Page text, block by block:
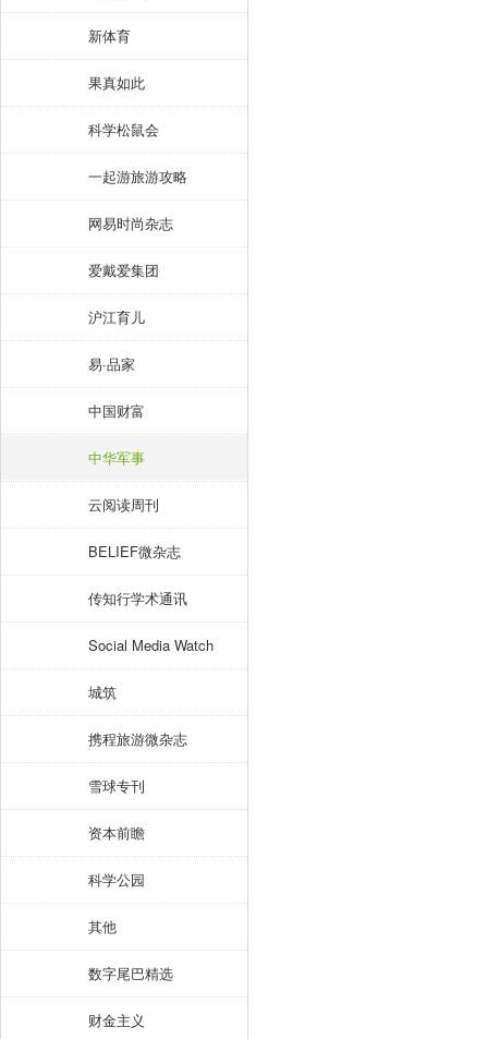
新体育
果真如此
科学松鼠会
一起游旅游攻略
网易时尚杂志
爱戴爱集团
沪江育儿
易·品家
中国财富
中华军事
云阅读周刊
BELIEF微杂志
传知行学术通讯
Social Media Watch
城筑
携程旅游微杂志
雪球专刊
资本前瞻
科学公园
其他
数字尾巴精选
财金主义